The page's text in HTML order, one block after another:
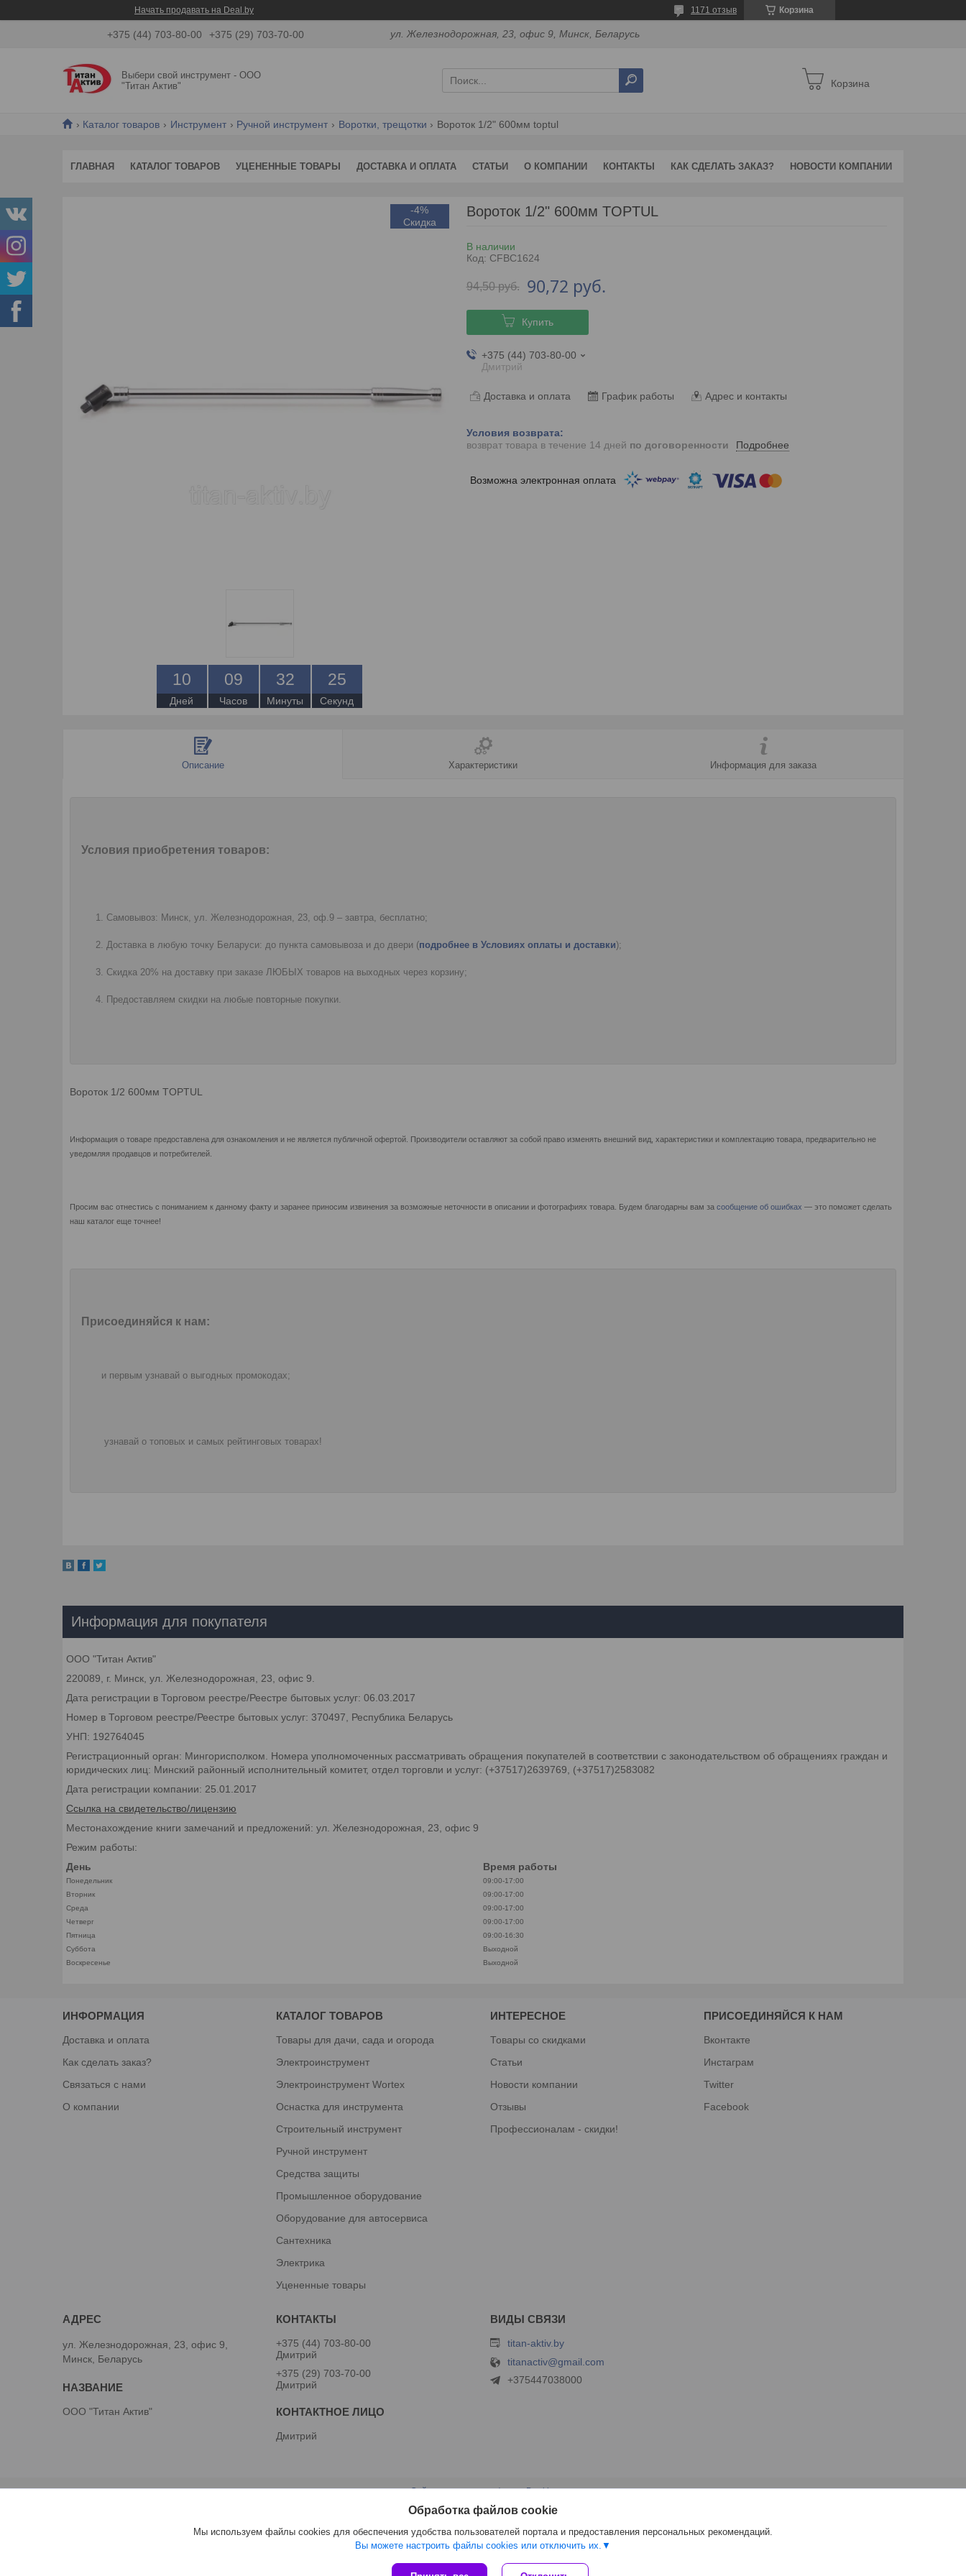
Начать продавать на Deal.by Корзина
1171 отзыв
+375 (44) 703-80-00 +375 (29) 703-70-00 ул. Железнодорожная, 23, офис 9, Минск, Беларусь
Выбери свой инструмент - ООО
"Титан Актив"
Корзина
Каталог товаров Инструмент Ручной инструмент Воротки, трещотки Вороток 1/2" 600мм toptul
ГЛАВНАЯ КАТАЛОГ ТОВАРОВ УЦЕНЕННЫЕ ТОВАРЫ ДОСТАВКА И ОПЛАТА СТАТЬИ О КОМПАНИИ КОНТАКТЫ КАК СДЕЛАТЬ ЗАКАЗ? НОВОСТИ КОМПАНИИ
-4%
10
Дней
09
Часов
32
Минуты
25
Секунд
Вороток 1/2" 600мм TOPTUL
В наличии
Код: CFBC1624
94,50руб. 90,72 руб.
Купить
+375 (44) 703-80-00
Дмитрий
Доставка и оплата График работы Адрес и контакты
возврат товара в течение 14 дней по договоренности Подробнее
Описание Характеристики Информация для заказа
Условия приобретения товаров:
Самовывоз: Минск, ул. Железнодорожная, 23, оф.9 – завтра, бесплатно;
Доставка в любую точку Беларуси: до пункта самовывоза и до двери (подробнее в Условиях оплаты и доставки);
Скидка 20% на доставку при заказе ЛЮБЫХ товаров на выходных через корзину;
Предоставляем скидки на любые повторные покупки.
Вороток 1/2 600мм TOPTUL
Информация о товаре предоставлена для ознакомления и не является публичной офертой. Производители оставляют за собой право изменять внешний вид, характеристики и комплектацию товара, предварительно не
уведомляя продавцов и потребителей.
Просим вас отнестись с пониманием к данному факту и заранее приносим извинения за возможные неточности в описании и фотографиях товара. Будем благодарны вам за сообщение об ошибках — это поможет сделать
наш каталог еще точнее!
Присоединяйся к нам:
и первым узнавай о выгодных промокодах;
узнавай о топовых и самых рейтинговых товарах!
Информация для покупателя
ООО "Титан Актив"
220089, г. Минск, ул. Железнодорожная, 23, офис 9.
Дата регистрации в Торговом реестре/Реестре бытовых услуг: 06.03.2017
Номер в Торговом реестре/Реестре бытовых услуг: 370497, Республика Беларусь
УНП: 192764045
Регистрационный орган: Мингорисполком. Номера уполномоченных рассматривать обращения покупателей в соответствии с законодательством об обращениях граждан и
юридических лиц: Минский районный исполнительный комитет, отдел торговли и услуг: (+37517)2639769, (+37517)2583082
Дата регистрации компании: 25.01.2017
Ссылка на свидетельство/лицензию
Местонахождение книги замечаний и предложений: ул. Железнодорожная, 23, офис 9
Режим работы:
День
Время работы
Понедельник
09:00-17:00
Вторник
09:00-17:00
Среда
09:00-17:00
Четверг
09:00-17:00
Пятница
09:00-16:30
Суббота
Выходной
Воскресенье
Выходной
ИНФОРМАЦИЯ
Доставка и оплата
Как сделать заказ?
Связаться с нами
О компании
КАТАЛОГ ТОВАРОВ
Товары для дачи, сада и огорода
Электроинструмент
Электроинструмент Wortex
Оснастка для инструмента
Строительный инструмент
Ручной инструмент
Средства защиты
Промышленное оборудование
Оборудование для автосервиса
Сантехника
Электрика
Уцененные товары
ИНТЕРЕСНОЕ
Товары со скидками
Статьи
Новости компании
Отзывы
Профессионалам - скидки!
ПРИСОЕДИНЯЙСЯ К НАМ
Вконтакте
Инстаграм
Twitter
Facebook
ул. Железнодорожная, 23, офис 9,
Минск, Беларусь
ООО "Титан Актив"
+375 (44) 703-80-00
Дмитрий
+375 (29) 703-70-00
Дмитрий
Дмитрий
titan-aktiv.by
titanactiv@gmail.com
+375447038000
Сайт создан на платформе Deal.by
Политика обработки файлов cookies
Обработка файлов cookie
Мы используем файлы cookies для обеспечения удобства пользователей портала и предоставления персональных рекомендаций.
Вы можете настроить файлы cookies или отключить их.
ООО "Титан Актив" | Пожаловаться на контент
Select Language ▼